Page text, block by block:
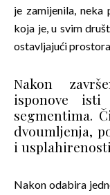
je zamijenila, neka
koja je, u svim
ostavljajući
Nakon
isponove
segmentima.
dvoumljenja,
i
Nakon odabira